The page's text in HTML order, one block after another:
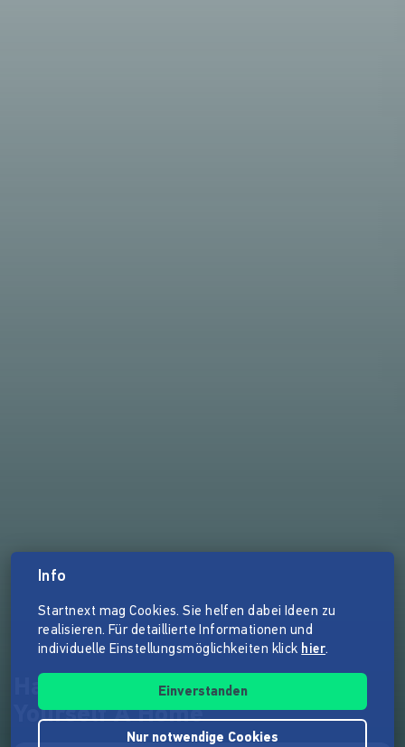
Hartz IV Wohnung - Make
Yourself A Home
Info
Startnext mag Cookies. Sie helfen dabei Ideen zu
realisieren. Für detaillierte Informationen und
individuelle Einstellungsmöglichkeiten klick hier.
Einverstanden
Nur notwendige Cookies